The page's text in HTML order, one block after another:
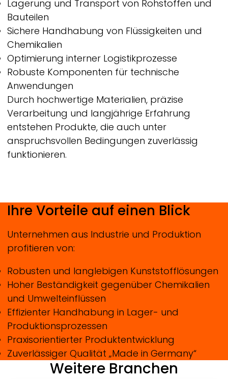
Lagerung und Transport von Rohstoffen und
Bauteilen
Sichere Handhabung von Flüssigkeiten und
Chemikalien
Optimierung interner Logistikprozesse
Robuste Komponenten für technische
Anwendungen
Durch hochwertige Materialien, präzise
Verarbeitung und langjährige Erfahrung
entstehen Produkte, die auch unter
anspruchsvollen Bedingungen zuverlässig
funktionieren.
Ihre Vorteile auf einen Blick
Unternehmen aus Industrie und Produktion
profitieren von:
Robusten und langlebigen Kunststofflösungen
Hoher Beständigkeit gegenüber Chemikalien
und Umwelteinflüssen
Effizienter Handhabung in Lager- und
Produktionsprozessen
Praxisorientierter Produktentwicklung
Zuverlässiger Qualität „Made in Germany“
Weitere Branchen